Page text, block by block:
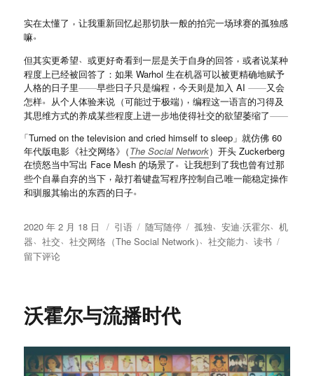
实在太懂了 ， 让我重新回忆起那切肤一般的拍完一场球赛的孤独感
嘛。
但其实更希望、 或更好奇看到一层是关于自身的回答 ， 或者说某种
程度上已经被回答了 ：如果 Warhol 生在机器可以被更精确地赋予
人格的日子里——早些日子只是编程 ， 今天则是加入 AI——又会
怎样。 从个人体验来说 （可能过于极端） ， 编程这一语言的习得及
其思维方式的养成某些程度上进一步地使得社交的欲望萎缩了——
「Turned on the television and cried himself to sleep」 就仿佛 60
年代版电影 《社交网络》 （The Social Network） 开头 Zuckerberg
在愤怒当中写出 Face Mesh 的场景了。 让我想到了我也曾有过那
些个自暴自弃的当下 ， 敲打着键盘写程序控制自己唯一能稳定操作
和驯服其输出的东西的日子。
发
布
于
2020 年 2 月 18 日
格
式
引语
分
类
随写随停
标
签
孤独、 安迪·沃霍尔、 机
器、 社交、 社交网络 （The Social Network）、 社交能力、 读书
留下评论
沃霍尔与流播时代